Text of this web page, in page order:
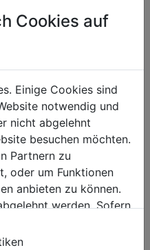
0.15
330
9120058370281
Cookies auf
Einige Cookies sind
notwendig und
nicht abgelehnt
besuchen möchten.
Partnern zu
oder um Funktionen
anbieten zu können.
werden. Sofern